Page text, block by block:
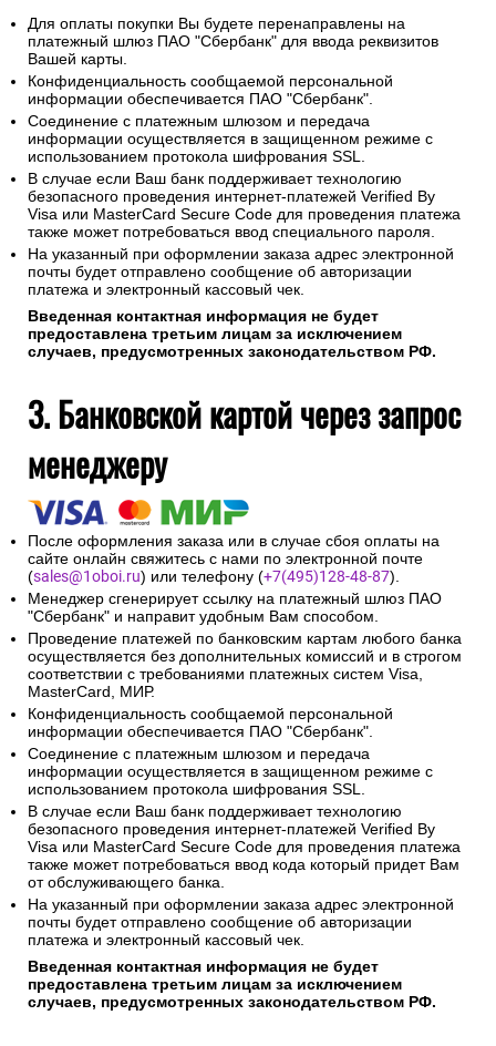
Для оплаты покупки Вы будете перенаправлены на
платежный шлюз ПАО "Сбербанк" для ввода реквизитов
Вашей карты.
Конфиденциальность сообщаемой персональной
информации обеспечивается ПАО "Сбербанк".
Соединение с платежным шлюзом и передача
информации осуществляется в защищенном режиме с
использованием протокола шифрования SSL.
В случае если Ваш банк поддерживает технологию
безопасного проведения интернет-платежей Verified By
Visa или MasterCard Secure Code для проведения платежа
также может потребоваться ввод специального пароля.
На указанный при оформлении заказа адрес электронной
почты будет отправлено сообщение об авторизации
платежа и электронный кассовый чек.
Введенная контактная информация не будет
предоставлена третьим лицам за исключением
случаев, предусмотренных законодательством РФ.
3. Банковской картой через запрос
менеджеру
После оформления заказа или в случае сбоя оплаты на
сайте онлайн свяжитесь с нами по электронной почте
(sales@1oboi.ru) или телефону (+7(495)128-48-87).
Менеджер сгенерирует ссылку на платежный шлюз ПАО
"Сбербанк" и направит удобным Вам способом.
Проведение платежей по банковским картам любого банка
осуществляется без дополнительных комиссий и в строгом
соответствии с требованиями платежных систем Visa,
MasterCard, МИР.
Конфиденциальность сообщаемой персональной
информации обеспечивается ПАО "Сбербанк".
Соединение с платежным шлюзом и передача
информации осуществляется в защищенном режиме с
использованием протокола шифрования SSL.
В случае если Ваш банк поддерживает технологию
безопасного проведения интернет-платежей Verified By
Visa или MasterCard Secure Code для проведения платежа
также может потребоваться ввод кода который придет Вам
от обслуживающего банка.
На указанный при оформлении заказа адрес электронной
почты будет отправлено сообщение об авторизации
платежа и электронный кассовый чек.
Введенная контактная информация не будет
предоставлена третьим лицам за исключением
случаев, предусмотренных законодательством РФ.